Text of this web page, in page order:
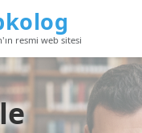
resmi web sitesi